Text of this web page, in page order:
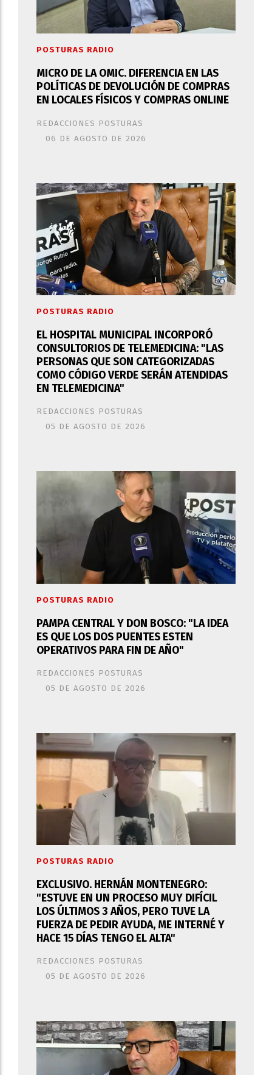
MICRO DE LA OMIC. DIFERENCIA EN LAS
POLÍTICAS DE DEVOLUCIÓN DE COMPRAS
EN LOCALES FÍSICOS Y COMPRAS ONLINE
REDACCIONES POSTURAS
POSTURAS RADIO
06 DE AGOSTO DE 2026
EL HOSPITAL MUNICIPAL INCORPORÓ
CONSULTORIOS DE TELEMEDICINA: "LAS
PERSONAS QUE SON CATEGORIZADAS
COMO CÓDIGO VERDE SERÁN ATENDIDAS
EN TELEMEDICINA"
REDACCIONES POSTURAS
POSTURAS RADIO
05 DE AGOSTO DE 2026
PAMPA CENTRAL Y DON BOSCO: "LA IDEA
ES QUE LOS DOS PUENTES ESTEN
OPERATIVOS PARA FIN DE AÑO"
REDACCIONES POSTURAS
POSTURAS RADIO
05 DE AGOSTO DE 2026
EXCLUSIVO. HERNÁN MONTENEGRO:
"ESTUVE EN UN PROCESO MUY DIFÍCIL
LOS ÚLTIMOS 3 AÑOS, PERO TUVE LA
FUERZA DE PEDIR AYUDA, ME INTERNÉ Y
HACE 15 DÍAS TENGO EL ALTA"
REDACCIONES POSTURAS
POSTURAS RADIO
05 DE AGOSTO DE 2026